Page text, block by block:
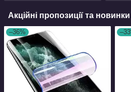
Акційні пропозиції та новинки
–36%